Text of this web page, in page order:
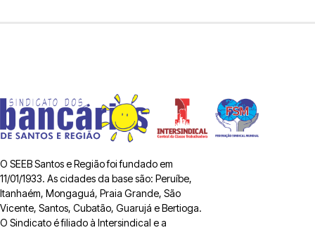
O SEEB Santos e Região foi fundado em
11/01/1933. As cidades da base são: Peruíbe,
Itanhaém, Mongaguá, Praia Grande, São
Vicente, Santos, Cubatão, Guarujá e Bertioga.
O Sindicato é filiado à Intersindical e a